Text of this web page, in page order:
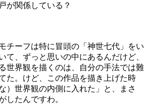
が関係している？
チーフは特に冒頭の「神世七代」をい
て、ずっと思いの中にあるんだけど、
世界観を描くのは、自分の手法では難
た。けど、この作品を描き上げた時
）世界観の内側に入れた」と、まさ
したんですわ。